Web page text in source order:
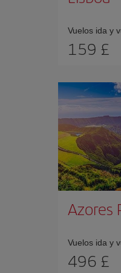
Vuelos ida y
159 £
Azores
Vuelos ida y
496 £